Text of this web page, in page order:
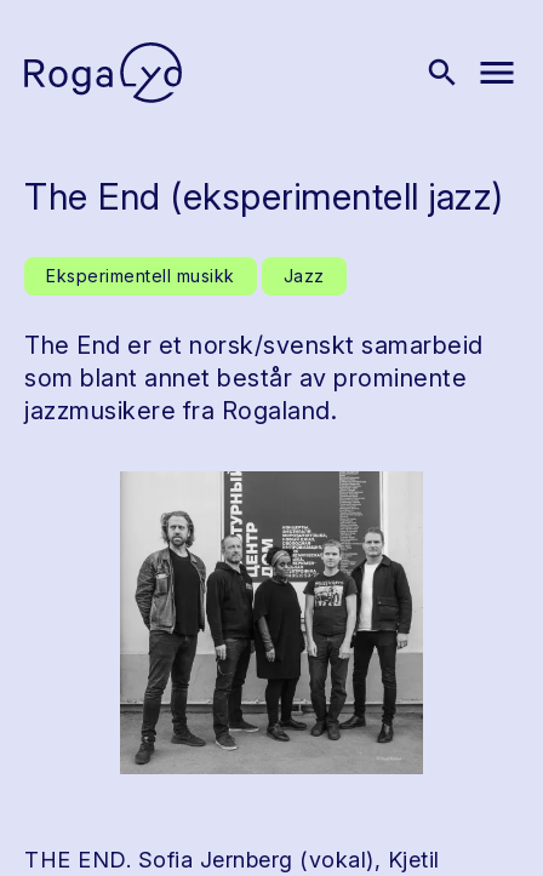
search menu
The End (eksperimentell jazz)
Eksperimentell musikk Jazz
The End er et norsk/svenskt samarbeid
som blant annet består av prominente
jazzmusikere fra Rogaland.
THE END. Sofia Jernberg (vokal), Kjetil